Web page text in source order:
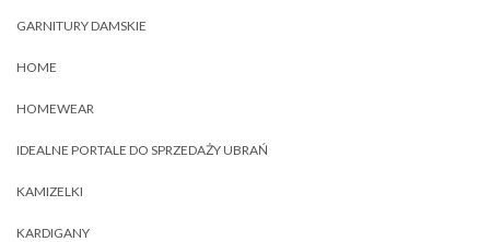
GARNITURY DAMSKIE
HOME
HOMEWEAR
IDEALNE PORTALE DO SPRZEDAŻY UBRAŃ
KAMIZELKI
KARDIGANY